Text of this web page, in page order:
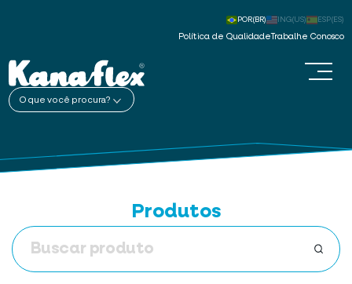
Política de Qualidade Trabalhe Conosco
POR(BR) ING(US) ESP(ES)
O que você procura?
Produtos